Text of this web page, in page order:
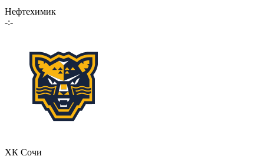
Нефтехимик
-:-
ХК Сочи